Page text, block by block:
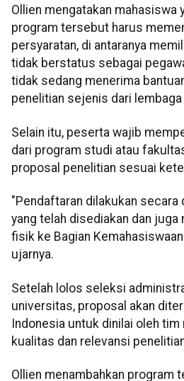
Ollien mengatakan mahasiswa
program tersebut harus
persyaratan, di antaranya
tidak berstatus sebagai
tidak sedang menerima
penelitian sejenis dari lembaga
Selain itu, peserta wajib
dari program studi atau
proposal penelitian sesuai
"Pendaftaran dilakukan secara
yang telah disediakan dan juga
fisik ke Bagian
ujarnya.
Setelah lolos seleksi
universitas, proposal akan
Indonesia untuk dinilai oleh
kualitas dan relevansi
Ollien menambahkan program